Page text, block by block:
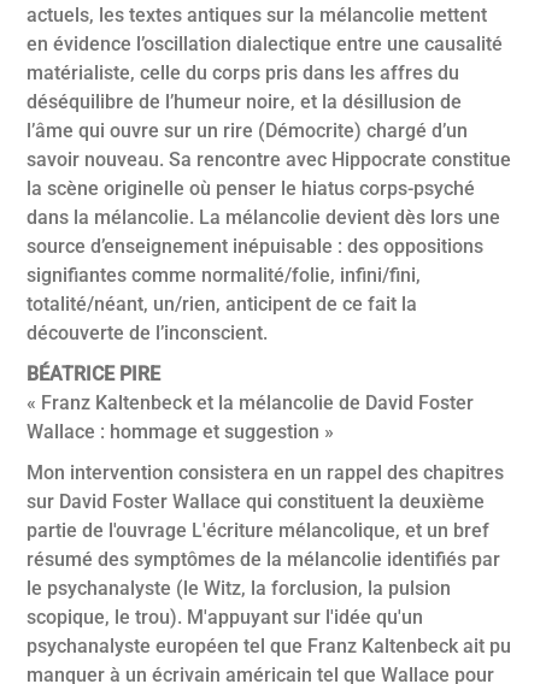
actuels, les textes antiques sur la mélancolie mettent
en évidence l’oscillation dialectique entre une causalité
matérialiste, celle du corps pris dans les affres du
déséquilibre de l’humeur noire, et la désillusion de
l’âme qui ouvre sur un rire (Démocrite) chargé d’un
savoir nouveau. Sa rencontre avec Hippocrate constitue
la scène originelle où penser le hiatus corps-psyché
dans la mélancolie. La mélancolie devient dès lors une
source d’enseignement inépuisable : des oppositions
signifiantes comme normalité/folie, infini/fini,
totalité/néant, un/rien, anticipent de ce fait la
découverte de l’inconscient.
BÉATRICE PIRE
« Franz Kaltenbeck et la mélancolie de David Foster
Wallace : hommage et suggestion »
Mon intervention consistera en un rappel des chapitres
sur David Foster Wallace qui constituent la deuxième
partie de l'ouvrage L'écriture mélancolique, et un bref
résumé des symptômes de la mélancolie identifiés par
le psychanalyste (le Witz, la forclusion, la pulsion
scopique, le trou). M'appuyant sur l'idée qu'un
psychanalyste européen tel que Franz Kaltenbeck ait pu
manquer à un écrivain américain tel que Wallace pour